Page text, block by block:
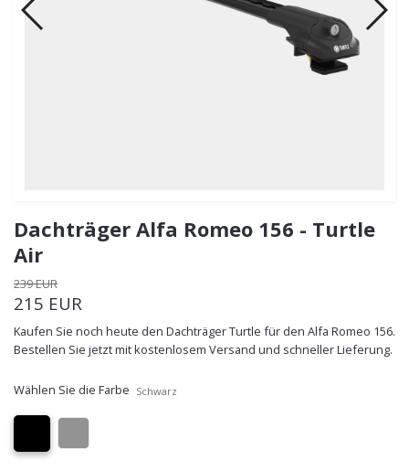
Dachträger Alfa Romeo 156 - Turtle
Air
239 EUR
215 EUR
Kaufen Sie noch heute den Dachträger Turtle für den Alfa Romeo 156.
Bestellen Sie jetzt mit kostenlosem Versand und schneller Lieferung.
Wählen Sie die Farbe Schwarz